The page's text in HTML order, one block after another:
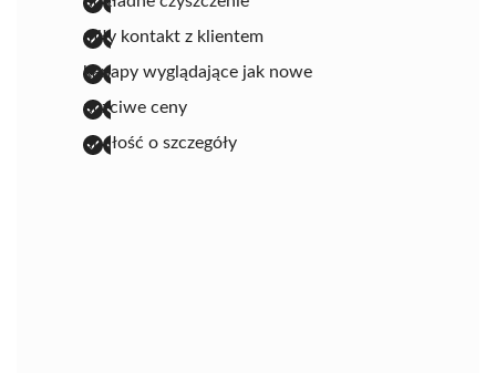
miły kontakt z klientem
kanapy wyglądające jak nowe
uczciwe ceny
dbałość o szczegóły